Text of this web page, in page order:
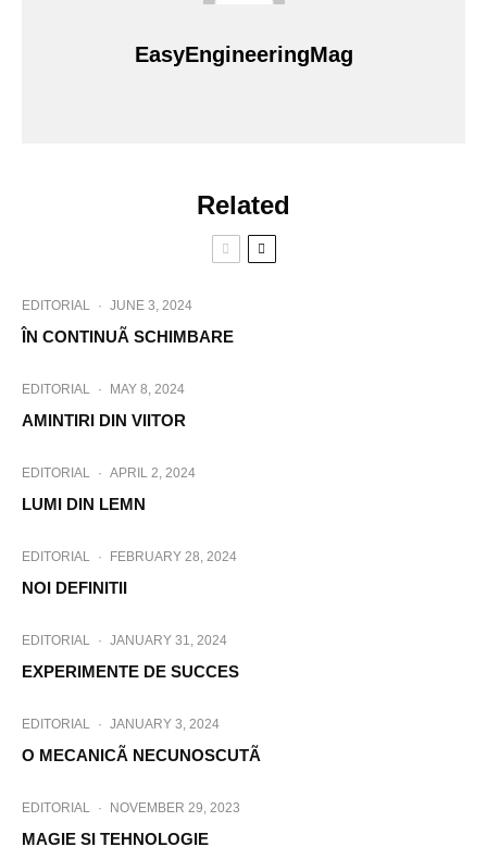
EasyEngineeringMag
Related
EDITORIAL · JUNE 3, 2024
ÎN CONTINUÃ SCHIMBARE
EDITORIAL · MAY 8, 2024
AMINTIRI DIN VIITOR
EDITORIAL · APRIL 2, 2024
LUMI DIN LEMN
EDITORIAL · FEBRUARY 28, 2024
NOI DEFINITII
EDITORIAL · JANUARY 31, 2024
EXPERIMENTE DE SUCCES
EDITORIAL · JANUARY 3, 2024
O MECANICÃ NECUNOSCUTÃ
EDITORIAL · NOVEMBER 29, 2023
MAGIE SI TEHNOLOGIE